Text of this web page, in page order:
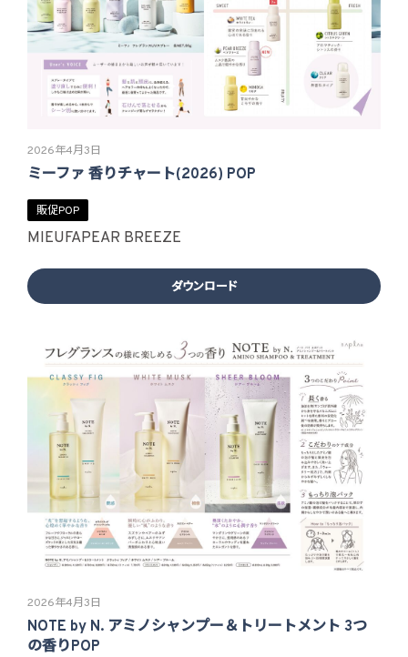
2026年4月3日
ミーファ 香りチャート(2026) POP
販促POP
MIEUFAPEAR BREEZE
ダウンロード
2026年4月3日
NOTE by N. アミノシャンプー＆トリートメント 3つ
の香りPOP